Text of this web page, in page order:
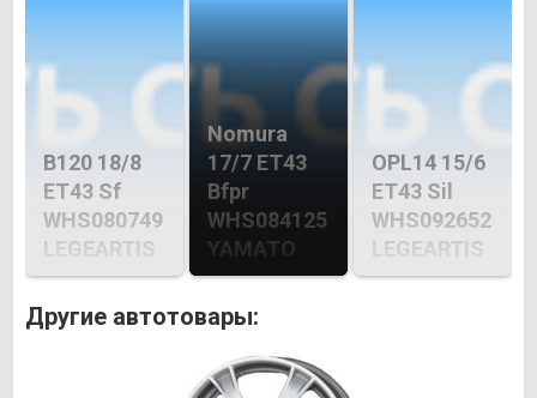
B120 18/8
ET43 Sf
WHS080749
LEGEARTIS
Nomura
17/7 ET43
Bfpr
WHS084125
YAMATO
OPL14 15/6
ET43 Sil
WHS092652
LEGEARTIS
Другие автотовары: